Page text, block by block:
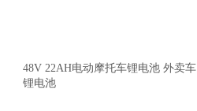
48V 22AH电动摩托车锂电池 外卖车
锂电池